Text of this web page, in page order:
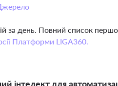
за день. Повний список
Платформи LIGA360.
інтелект для